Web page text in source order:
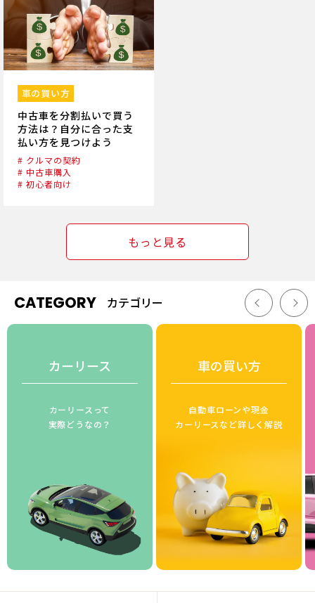
車の買い方
中古車を分割払いで買う
方法は？自分に合った支
払い方を見つけよう
# クルマの契約
# 中古車購入
# 初心者向け
もっと見る
CATEGORY カテゴリー
カーリース
カーリースって
実際どうなの？
車の買い方
自動車ローンや現金
カーリースなど詳しく解説